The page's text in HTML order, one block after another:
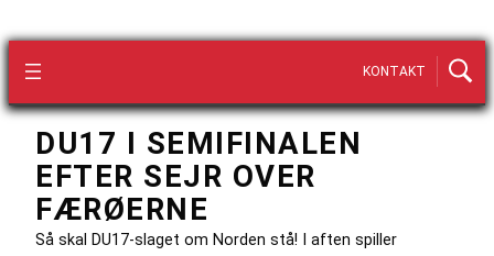
KONTAKT
DU17 I SEMIFINALEN
EFTER SEJR OVER
FÆRØERNE
Så skal DU17-slaget om Norden stå! I aften spiller